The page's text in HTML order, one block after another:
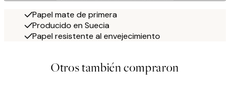
Papel mate de primera
Producido en Suecia
Papel resistente al envejecimiento
Otros también compraron